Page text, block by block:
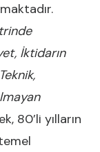
İktidarın
80’li yılların